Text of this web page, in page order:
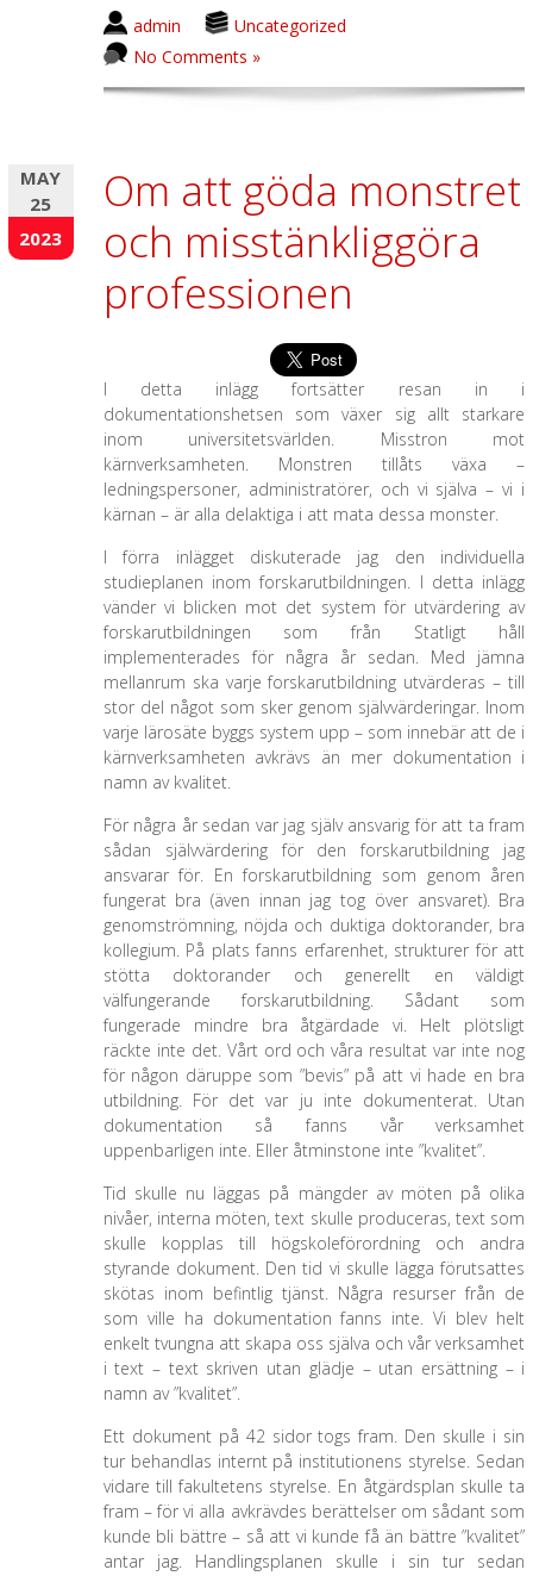
admin
Uncategorized
No Comments »
MAY
25
2023
Om att göda monstret
och misstänkliggöra
professionen
I detta inlägg fortsätter resan in i
dokumentationshetsen som växer sig allt starkare
inom universitetsvärlden. Misstron mot
kärnverksamheten. Monstren tillåts växa –
ledningspersoner, administratörer, och vi själva – vi i
kärnan – är alla delaktiga i att mata dessa monster.
I förra inlägget diskuterade jag den individuella
studieplanen inom forskarutbildningen. I detta inlägg
vänder vi blicken mot det system för utvärdering av
forskarutbildningen som från Statligt håll
implementerades för några år sedan. Med jämna
mellanrum ska varje forskarutbildning utvärderas – till
stor del något som sker genom självvärderingar. Inom
varje lärosäte byggs system upp – som innebär att de i
kärnverksamheten avkrävs än mer dokumentation i
namn av kvalitet.
För några år sedan var jag själv ansvarig för att ta fram
sådan självvärdering för den forskarutbildning jag
ansvarar för. En forskarutbildning som genom åren
fungerat bra (även innan jag tog över ansvaret). Bra
genomströmning, nöjda och duktiga doktorander, bra
kollegium. På plats fanns erfarenhet, strukturer för att
stötta doktorander och generellt en väldigt
välfungerande forskarutbildning. Sådant som
fungerade mindre bra åtgärdade vi. Helt plötsligt
räckte inte det. Vårt ord och våra resultat var inte nog
för någon däruppe som ”bevis” på att vi hade en bra
utbildning. För det var ju inte dokumenterat. Utan
dokumentation så fanns vår verksamhet
uppenbarligen inte. Eller åtminstone inte ”kvalitet”.
Tid skulle nu läggas på mängder av möten på olika
nivåer, interna möten, text skulle produceras, text som
skulle kopplas till högskoleförordning och andra
styrande dokument. Den tid vi skulle lägga förutsattes
skötas inom befintlig tjänst. Några resurser från de
som ville ha dokumentation fanns inte. Vi blev helt
enkelt tvungna att skapa oss själva och vår verksamhet
i text – text skriven utan glädje – utan ersättning – i
namn av ”kvalitet”.
Ett dokument på 42 sidor togs fram. Den skulle i sin
tur behandlas internt på institutionens styrelse. Sedan
vidare till fakultetens styrelse. En åtgärdsplan skulle ta
fram – för vi alla avkrävdes berättelser om sådant som
kunde bli bättre – så att vi kunde få än bättre ”kvalitet”
antar jag. Handlingsplanen skulle i sin tur sedan